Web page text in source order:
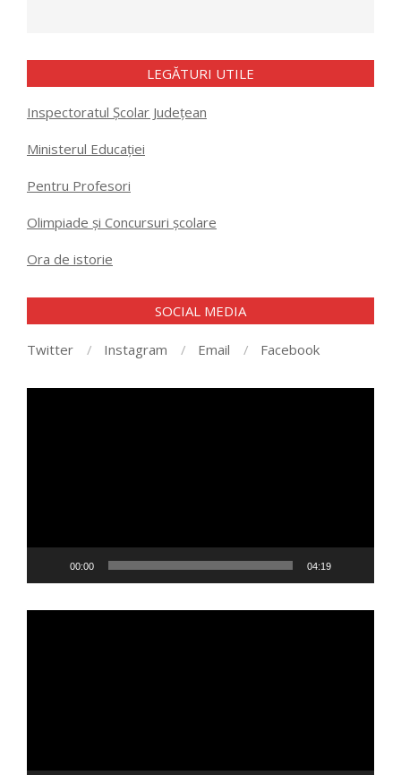
LEGĂTURI UTILE
Inspectoratul Școlar Județean
Ministerul Educației
Pentru Profesori
Olimpiade și Concursuri școlare
Ora de istorie
SOCIAL MEDIA
Twitter Instagram Email Facebook
00:00 04:19